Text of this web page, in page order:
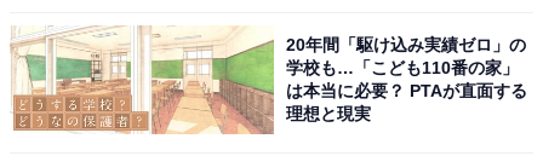
2024年にはドラマ『君が心をくれたから』（フジテレビ
系）、映画『ゴジラ-1.0』などに出演。今後もさまざま
な作品での好演が期待されています。
20年間「駆け込み実績ゼロ」の
学校も…「こども110番の家」
は本当に必要？ PTAが直面する
理想と現実